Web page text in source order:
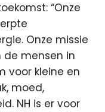
“Onze
Onze missie
de mensen in
voor kleine en
moed,
NH is er voor